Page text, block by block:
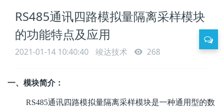
RS485通讯四路模拟量隔离采样模块
的功能特点及应用
2021-01-14 10:40:40 竣达技术 268
一、模块简介：
RS485通讯四路模拟量隔离采样模块是一种通用型的数